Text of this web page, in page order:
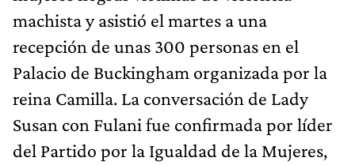
machista y asistió el martes a una
recepción de unas 300 personas en el
Palacio de Buckingham organizada por la
reina Camilla. La conversación de Lady
Susan con Fulani fue confirmada por líder
del Partido por la Igualdad de la Mujeres,